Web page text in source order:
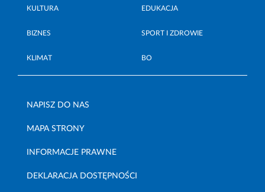
KULTURA EDUKACJA
BIZNES SPORT I ZDROWIE
KLIMAT BO
NAPISZ DO NAS
MAPA STRONY
INFORMACJE PRAWNE
DEKLARACJA DOSTĘPNOŚCI